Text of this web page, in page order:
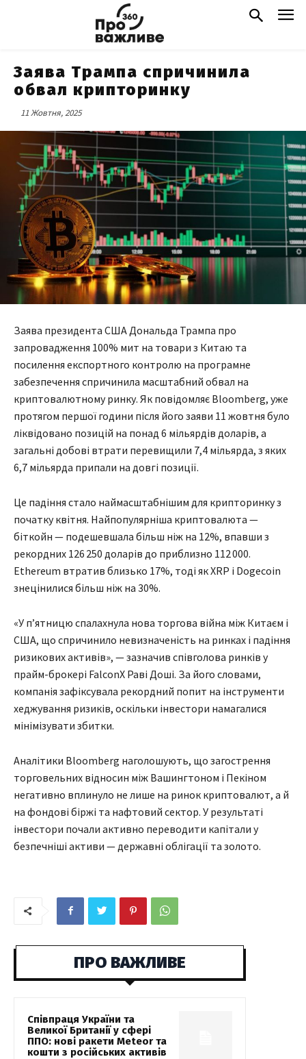
Заява Трампа спричинила
обвал крипторинку
11 Жовтня, 2025
Заява президента США Дональда Трампа про
запровадження 100% мит на товари з Китаю та
посилення експортного контролю на програмне
забезпечення спричинила масштабний обвал на
криптовалютному ринку. Як повідомляє Bloomberg, уже
протягом першої години після його заяви 11 жовтня було
ліквідовано позицій на понад 6 мільярдів доларів, а
загальні добові втрати перевищили 7,4 мільярда, з яких
6,7 мільярда припали на довгі позиції.
Це падіння стало наймасштабнішим для крипторинку з
початку квітня. Найпопулярніша криптовалюта —
біткойн — подешевшала більш ніж на 12%, впавши з
рекордних 126 250 доларів до приблизно 112 000.
Ethereum втратив близько 17%, тоді як XRP і Dogecoin
знецінилися більш ніж на 30%.
«У п’ятницю спалахнула нова торгова війна між Китаєм і
США, що спричинило невизначеність на ринках і падіння
ризикових активів», — зазначив співголова ринків у
прайм-брокері FalconX Раві Доші. За його словами,
компанія зафіксувала рекордний попит на інструменти
хеджування ризиків, оскільки інвестори намагалися
мінімізувати збитки.
Аналітики Bloomberg наголошують, що загострення
торговельних відносин між Вашингтоном і Пекіном
негативно вплинуло не лише на ринок криптовалют, а й
на фондові біржі та нафтовий сектор. У результаті
інвестори почали активно переводити капітали у
безпечніші активи — державні облігації та золото.
ПРО ВАЖЛИВЕ
Співпраця України та
Великої Британії у сфері
ППО: нові ракети Meteor та
кошти з російських активів